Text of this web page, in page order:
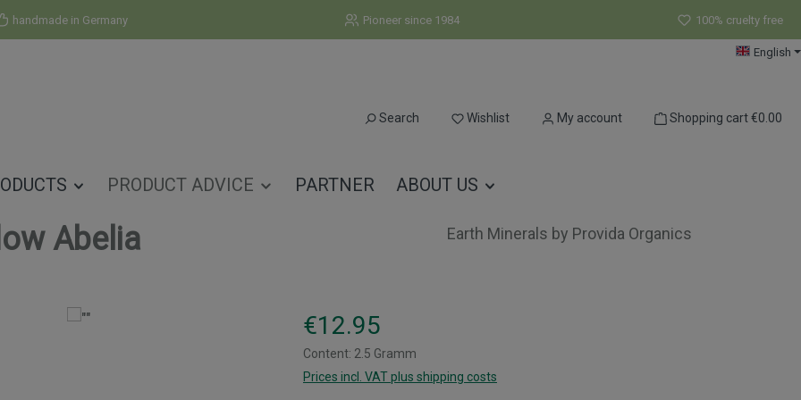
handmade in Germany Pioneer since 1984 100% cruelty free
English
Search WishlistYou have 0 wishlist items
My account Shopping cart€0.00
PRODUCT ADVICE PARTNER ABOUT US
Abelia Earth Minerals by Provida Organics
Regular price:
€12.95
Content: 2.5 Gramm
Prices incl. VAT plus shipping costs